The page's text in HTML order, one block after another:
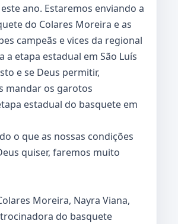
ano. Estaremos enviando a
do Colares Moreira e as
campeãs e vices da regional
a etapa estadual em São Luís
e se Deus permitir,
mandar os garotos
estadual do basquete em
o que as nossas condições
quiser, faremos muito
Moreira, Nayra Viana,
do basquete